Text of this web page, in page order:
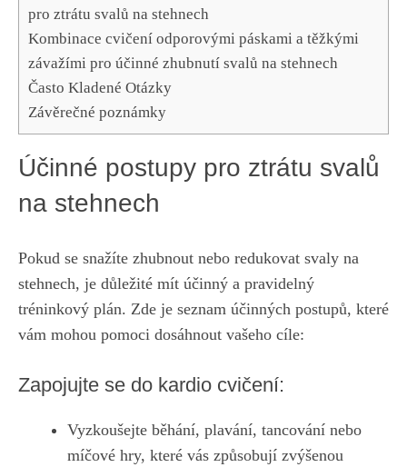
pro ztrátu svalů na stehnech
Kombinace cvičení odporovými páskami a těžkými
⁣závažími ⁤pro ‌účinné zhubnutí svalů na​ stehnech
Často Kladené Otázky
Závěrečné poznámky
Účinné postupy pro ⁢ztrátu‌ svalů⁢
na stehnech
Pokud se snažíte zhubnout nebo⁣ redukovat svaly ​na
stehnech, je⁣ důležité mít účinný⁤ a pravidelný
tréninkový plán. Zde je seznam účinných postupů, které
⁤vám mohou ‍pomoci dosáhnout ​vašeho cíle:
Zapojujte se ⁣do ⁤kardio cvičení:
Vyzkoušejte běhání, plavání, tancování nebo
míčové hry, které​ vás ‍způsobují zvýšenou